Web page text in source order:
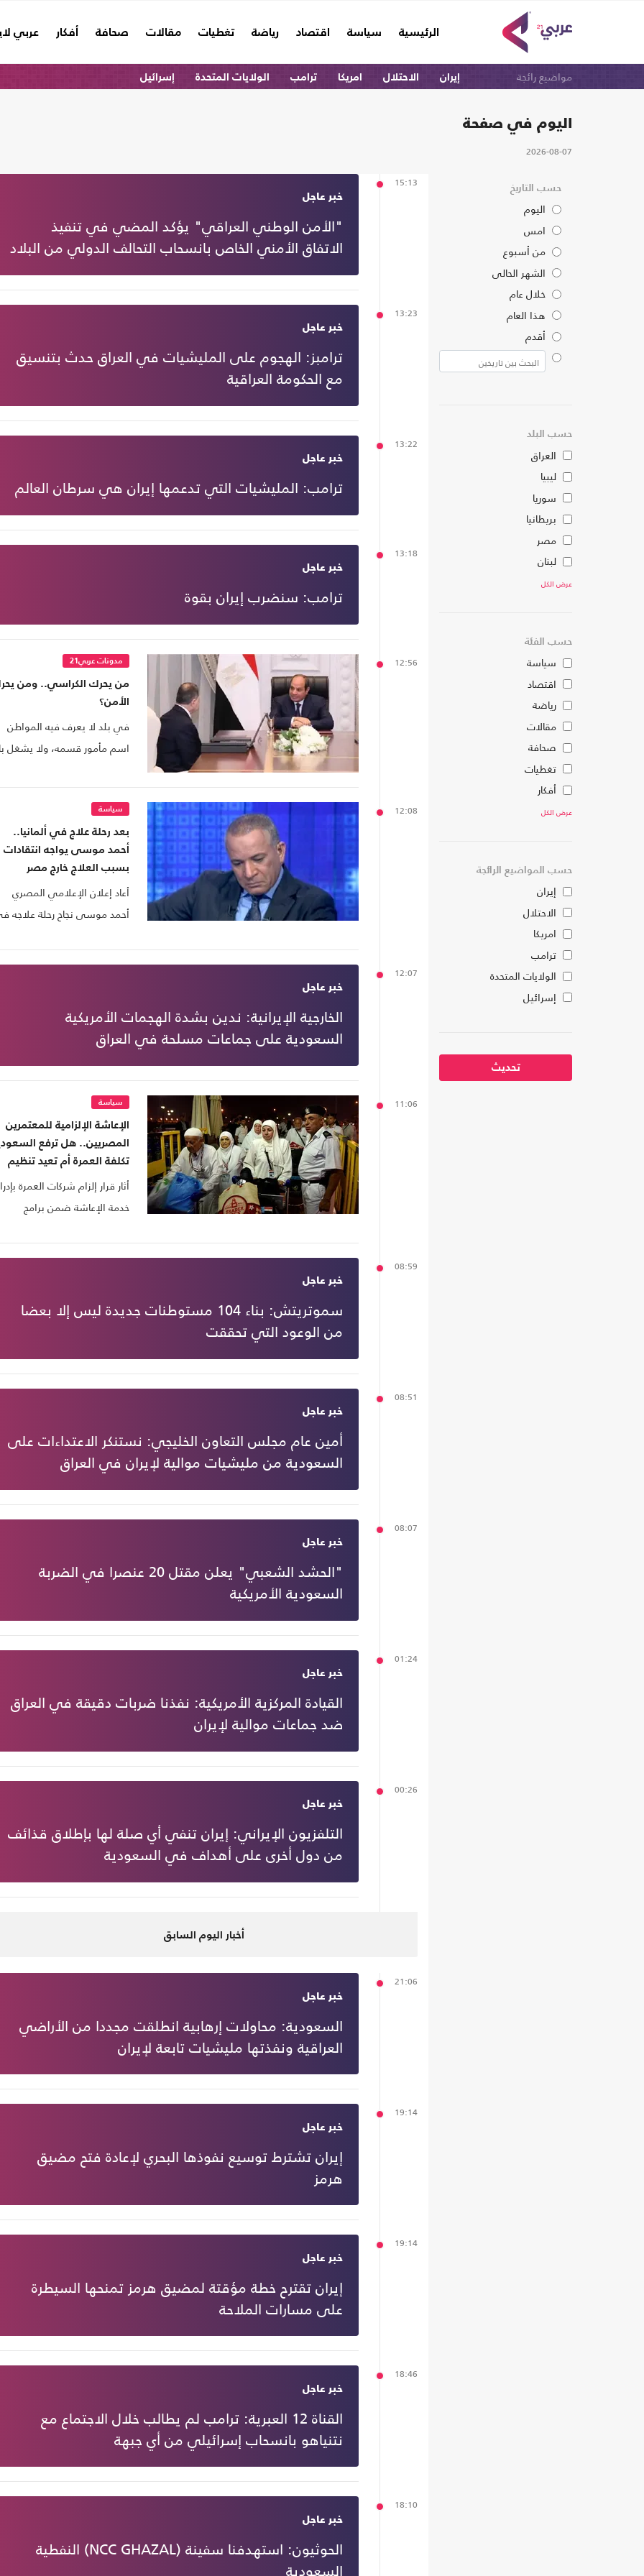
الرئيسية
(current) سياسة اقتصاد رياضة تغطيات مقالات صحافة أفكار عربي
مواضيع رائجة إيران الاحتلال امريكا ترامب الولايات المتحدة إسرائيل
اليوم في صفحة
2026-08-07
حسب التاريخ
اليوم
امس
من أسبوع
الشهر الحالى
خلال عام
هذا العام
أقدم
البحث بين تاريخين
حسب البلد
العراق
ليبيا
سوريا
بريطانيا
مصر
لبنان
عرض الكل
حسب الفئة
سياسة
اقتصاد
رياضة
مقالات
صحافة
تغطيات
أفكار
عرض الكل
حسب المواضيع الرائجة
إيران
الاحتلال
امريكا
ترامب
الولايات المتحدة
إسرائيل
تحديث
15:13
خبر عاجل
"الأمن الوطني العراقي" يؤكد المضي في تنفيذ
الاتفاق الأمني الخاص بانسحاب التحالف الدولي من البلاد
13:23
خبر عاجل
ترامبز: الهجوم على المليشيات في العراق حدث بتنسيق
مع الحكومة العراقية
13:22
خبر عاجل
ترامب: المليشيات التي تدعمها إيران هي سرطان العالم
13:18
خبر عاجل
ترامب: سنضرب إيران بقوة
12:56 مدونات عربي21
من يحرك الكراسي.. ومن
الأمن؟
في بلد لا يعرف فيه المواطن
اسم مأمور قسمه، ولا يشغل
الأمن، تأتي حركة تنقلات كهذه
لتذكرنا بحقيقة كثيرا ما نتناساها،
أن الأمن ليس شعارا يرفع في
المناسبات، بل قرار يومي يصنع
في غرف مغلقة، ثم يهبط على
حياتنا في صورة طابور أسرع في
المرور، أو ورقة رسمية تخرج في
في صورة أزمة تدار بكفاءة أو
12:08 سياسة
بعد رحلة علاج في ألمانيا..
أحمد موسى يواجه انتقادات
بسبب العلاج خارج مصر
أعاد إعلان الإعلامي المصري
أحمد موسى نجاح رحلة علاجه
12:07
خبر عاجل
الخارجية الإيرانية: ندين بشدة الهجمات الأمريكية
السعودية على جماعات مسلحة في العراق
11:06 سياسة
الإعاشة الإلزامية للمعتمرين
المصريين.. هل ترفع
تكلفة العمرة أم تعيد تنظيم
خدماتها؟
أثار قرار إلزام شركات العمرة
خدمة الإعاشة ضمن برامج
08:59
خبر عاجل
سموتريتش: بناء 104 مستوطنات جديدة ليس إلا بعضا
من الوعود التي تحققت
08:51
خبر عاجل
أمين عام مجلس التعاون الخليجي: نستنكر الاعتداءات على
السعودية من مليشيات موالية لإيران في العراق
08:07
خبر عاجل
"الحشد الشعبي" يعلن مقتل 20 عنصرا في الضربة
السعودية الأمريكية
01:24
خبر عاجل
القيادة المركزية الأمريكية: نفذنا ضربات دقيقة في العراق
ضد جماعات موالية لإيران
00:26
خبر عاجل
التلفزيون الإيراني: إيران تنفي أي صلة لها بإطلاق قذائف
من دول أخرى على أهداف في السعودية
أخبار اليوم السابق
21:06
خبر عاجل
السعودية: محاولات إرهابية انطلقت مجددا من الأراضي
العراقية ونفذتها مليشيات تابعة لإيران
19:14
خبر عاجل
إيران تشترط توسيع نفوذها البحري لإعادة فتح مضيق
هرمز
19:14
خبر عاجل
إيران تقترح خطة مؤقتة لمضيق هرمز تمنحها السيطرة
على مسارات الملاحة
18:46
خبر عاجل
القناة 12 العبرية: ترامب لم يطالب خلال الاجتماع مع
نتنياهو بانسحاب إسرائيلي من أي جبهة
18:10
خبر عاجل
الحوثيون: استهدفنا سفينة (NCC GHAZAL) النفطية
السعودية